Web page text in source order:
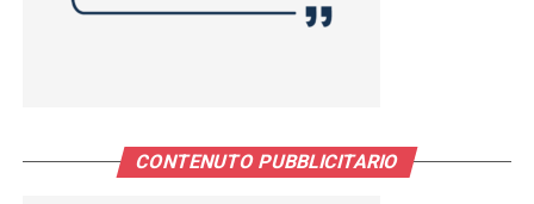
CONTENUTO PUBBLICITARIO